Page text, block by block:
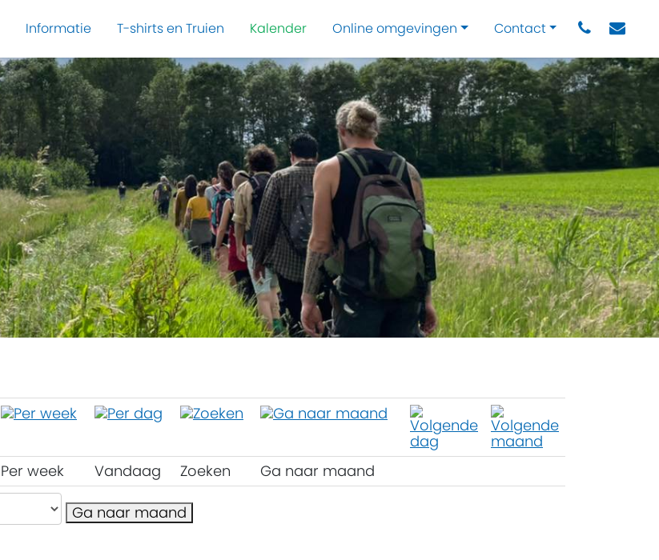
Informatie T-shirts en Truien Kalender Online omgevingen Contact
Per week Vandaag Zoeken Ga naar maand
Ga naar maand